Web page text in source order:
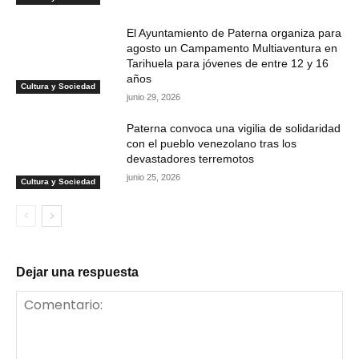
Cultura y Sociedad
El Ayuntamiento de Paterna organiza para
agosto un Campamento Multiaventura en
Tarihuela para jóvenes de entre 12 y 16
años
junio 29, 2026
Cultura y Sociedad
Paterna convoca una vigilia de solidaridad
con el pueblo venezolano tras los
devastadores terremotos
junio 25, 2026
Dejar una respuesta